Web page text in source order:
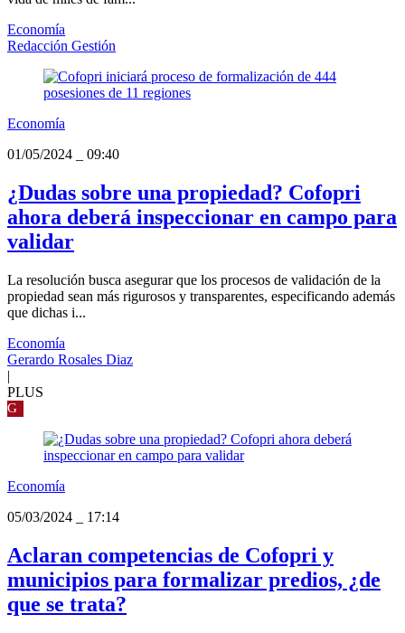
Economía
Redacción Gestión
Economía
01/05/2024
09:40
¿Dudas sobre una propiedad? Cofopri
ahora deberá inspeccionar en campo para
validar
La resolución busca asegurar que los procesos de validación de la
propiedad sean más rigurosos y transparentes, especificando además
que dichas i...
Economía
Gerardo Rosales Diaz
|
PLUS
G
Economía
05/03/2024
17:14
Aclaran competencias de Cofopri y
municipios para formalizar predios, ¿de
que se trata?